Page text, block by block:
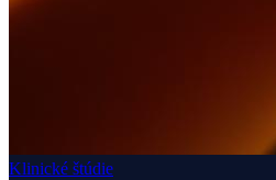
Klinické štúdie